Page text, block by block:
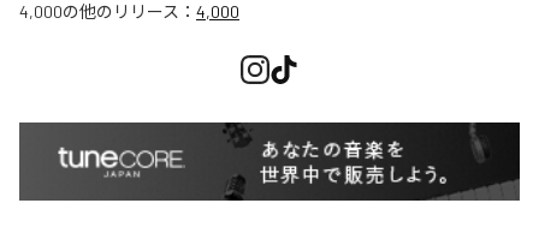
4,000の他のリリース： 4,000